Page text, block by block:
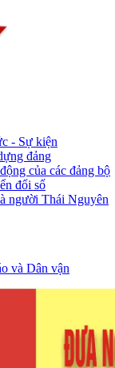
- Sự kiện
đảng
của các đảng bộ
đổi số
người Thái Nguyên
và Dân vận